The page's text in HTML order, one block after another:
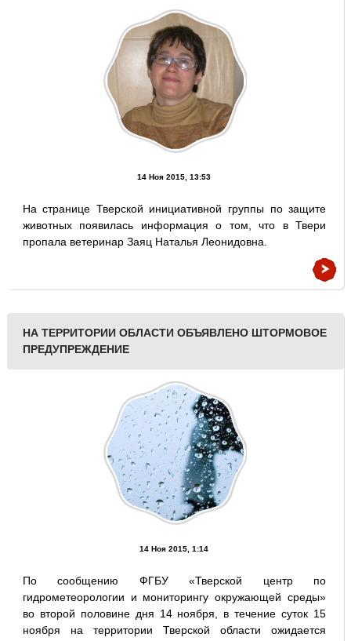
14 Ноя 2015, 13:53
На странице Тверской инициативной группы по защите
животных появилась информация о том, что в Твери
пропала ветеринар Заяц Наталья Леонидовна.
НА ТЕРРИТОРИИ ОБЛАСТИ ОБЪЯВЛЕНО ШТОРМОВОЕ
ПРЕДУПРЕЖДЕНИЕ
14 Ноя 2015, 1:14
По сообщению ФГБУ «Тверской центр по
гидрометеорологии и мониторингу окружающей среды»
во второй половине дня 14 ноября, в течение суток 15
ноября на территории Тверской области ожидается